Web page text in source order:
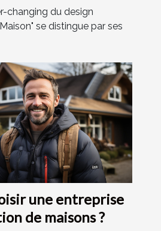
changing du design
se distingue par ses
une entreprise
de maisons ?